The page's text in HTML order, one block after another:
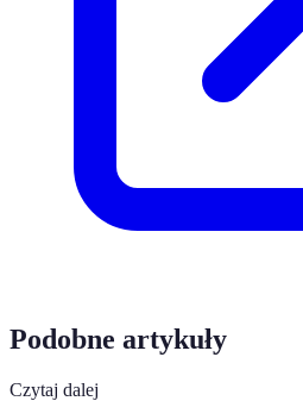
Podobne artykuły
Czytaj dalej